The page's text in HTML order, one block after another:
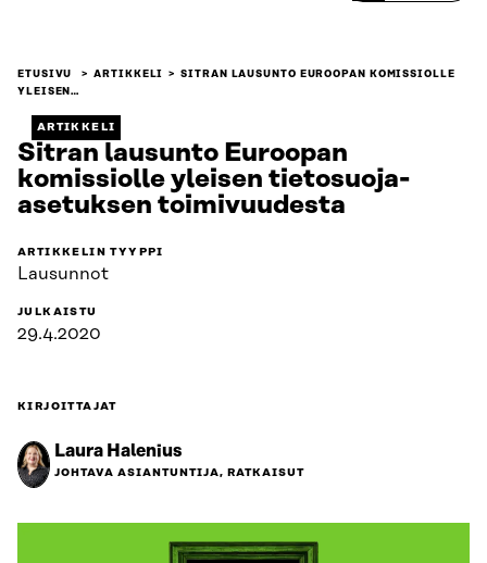
ETUSIVU ARTIKKELI
SITRAN LAUSUNTO EUROOPAN KOMISSIOLLE
YLEISEN…
ARTIKKELI
Sitran lausunto Euroopan
komissiolle yleisen tietosuoja-
asetuksen toimivuudesta
ARTIKKELIN TYYPPI
Lausunnot
JULKAISTU
29.4.2020
KIRJOITTAJAT
Laura Halenius
JOHTAVA ASIANTUNTIJA, RATKAISUT